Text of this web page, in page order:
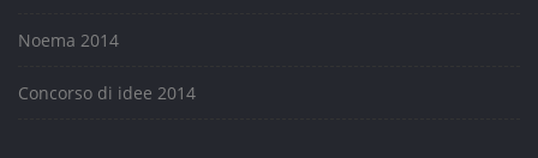
Noema 2014
Concorso di idee 2014